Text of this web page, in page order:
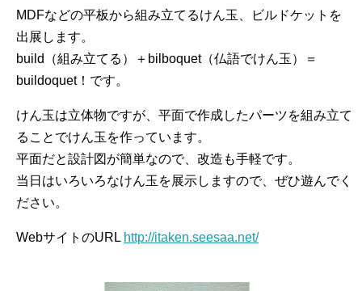
MDFなどの平板から組み立てるけん玉、ビルドケットを
出展します。
build（組み立てる）＋bilboquet（仏語でけん玉）＝
buildoquet！です。
けん玉は立体物ですが、平面で作成したパーツを組み立て
ることでけん玉を作っています。
平面だと設計図が簡単なので、改造も手軽です。
当日はいろいろなけん玉を展示しますので、ぜひ遊んでく
ださい。
WebサイトのURL http://itaken.seesaa.net/